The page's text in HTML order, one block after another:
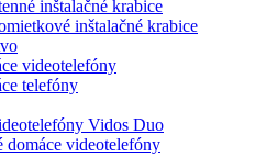
inštalačné krabice
inštalačné krabice
videotelefóny
telefóny
Vidos Duo
domáce videotelefóny